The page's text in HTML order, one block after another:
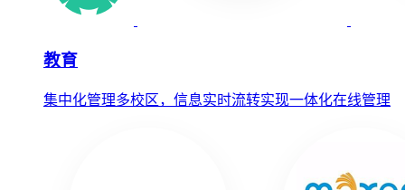
教育
集中化管理多校区，信息实时流转实现一体化在线管理